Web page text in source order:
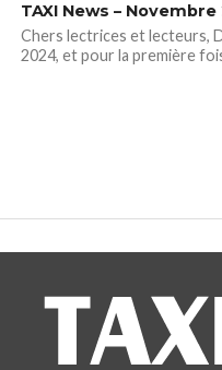
TAXI News –
Chers lectrices et lecteurs,
2024, et pour la première